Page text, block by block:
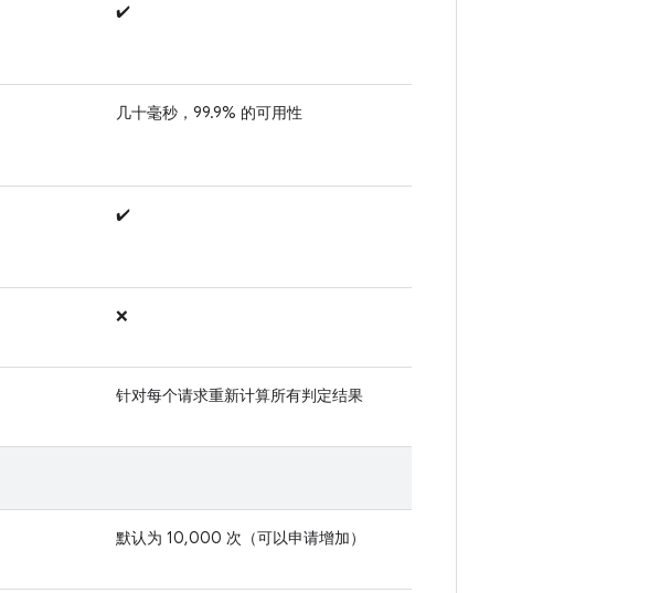
✔️
几十毫秒，99.9% 的可用性
✔️
❌
针对每个请求重新计算所有判定结果
默认为 10,000 次（可以申请增加）